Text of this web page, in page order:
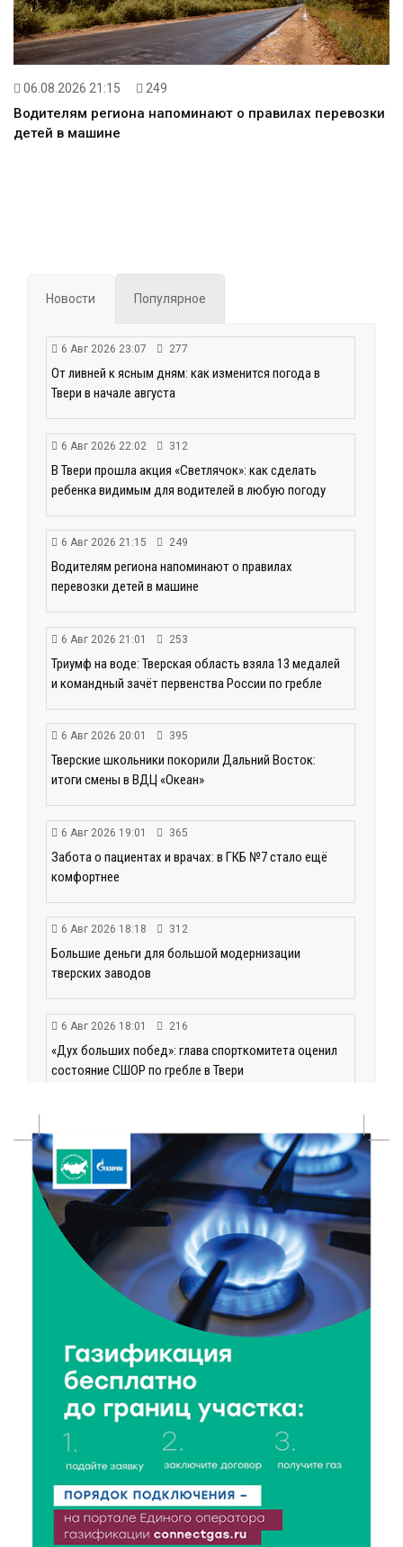
06.08.2026 21:15 249
Водителям региона напоминают о правилах перевозки
детей в машине
Новости Популярное
6 Авг 2026 23:07 277
От ливней к ясным дням: как изменится погода в
Твери в начале августа
6 Авг 2026 22:02 312
В Твери прошла акция «Светлячок»: как сделать
ребенка видимым для водителей в любую погоду
6 Авг 2026 21:15 249
Водителям региона напоминают о правилах
перевозки детей в машине
6 Авг 2026 21:01 253
Триумф на воде: Тверская область взяла 13 медалей
и командный зачёт первенства России по гребле
6 Авг 2026 20:01 395
Тверские школьники покорили Дальний Восток:
итоги смены в ВДЦ «Океан»
6 Авг 2026 19:01 365
Забота о пациентах и врачах: в ГКБ №7 стало ещё
комфортнее
6 Авг 2026 18:18 312
Большие деньги для большой модернизации
тверских заводов
6 Авг 2026 18:01 216
«Дух больших побед»: глава спорткомитета оценил
состояние СШОР по гребле в Твери
День рождения Светофора: в детском саду № 6
прошел необычный урок безопасности
6 Авг 2026 16:41 417
В Твери пройдёт дополнительный день приёма в
колледжи
252
Исследование: ежемесячная смена категорий
кешбэка создает волны спроса
6 Авг 2026 16:28 390
Тверские «Романтики» покорили Витебск своей
хореографией
6 Авг 2026 16:08 466
Виталий Королев наградил строителей и